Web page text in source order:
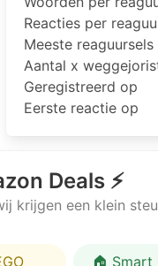
Reacties per
Meeste
Aantal x
Geregistreerd op
Eerste reactie op
Deals ⚡
krijgen een klein
🏠 Smart